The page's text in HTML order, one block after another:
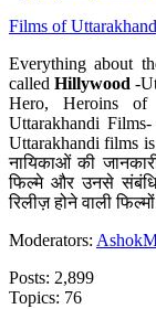
Films of
Everything about
calledHillywood-
Hero, Heroins of
Uttarakhandi
Uttarakhandi films
नायिकाओं की
फिल्मे और उनसे
रिलीज़ होने वाली
Moderators:
Posts: 2,899
Topics: 76